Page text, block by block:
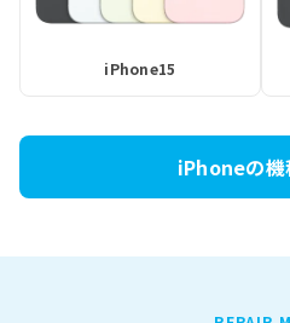
iPhone15
iPhoneの機